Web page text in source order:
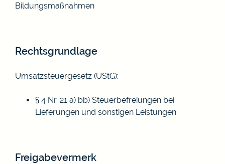
Bildungsmaßnahmen
Rechtsgrundlage
Umsatzsteuergesetz (UStG):
§ 4 Nr. 21 a) bb) Steuerbefreiungen bei
Lieferungen und sonstigen Leistungen
Freigabevermerk